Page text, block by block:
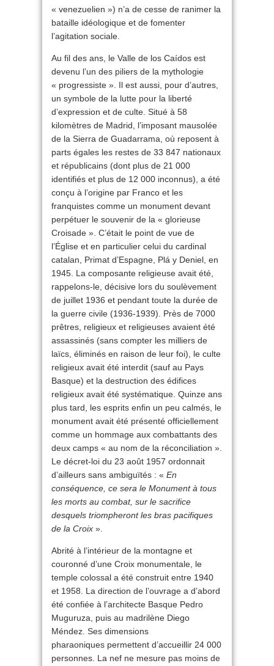
« venezuelien ») n’a de cesse de ranimer la
bataille idéologique et de fomenter
l’agitation sociale.
Au fil des ans, le Valle de los Caídos est
devenu l’un des piliers de la mythologie
« progressiste ». Il est aussi, pour d’autres,
un symbole de la lutte pour la liberté
d’expression et de culte. Situé à 58
kilomètres de Madrid, l’imposant mausolée
de la Sierra de Guadarrama, où reposent à
parts égales les restes de 33 847 nationaux
et républicains (dont plus de 21 000
identifiés et plus de 12 000 inconnus), a été
conçu à l’origine par Franco et les
franquistes comme un monument devant
perpétuer le souvenir de la « glorieuse
Croisade ». C’était le point de vue de
l’Église et en particulier celui du cardinal
catalan, Primat d’Espagne, Plá y Deniel, en
1945. La composante religieuse avait été,
rappelons-le, décisive lors du soulèvement
de juillet 1936 et pendant toute la durée de
la guerre civile (1936-1939). Près de 7000
prêtres, religieux et religieuses avaient été
assassinés (sans compter les milliers de
laïcs, éliminés en raison de leur foi), le culte
religieux avait été interdit (sauf au Pays
Basque) et la destruction des édifices
religieux avait été systématique. Quinze ans
plus tard, les esprits enfin un peu calmés, le
monument avait été présenté officiellement
comme un hommage aux combattants des
deux camps « au nom de la réconciliation ».
Le décret-loi du 23 août 1957 ordonnait
d’ailleurs sans ambiguïtés : « En
conséquence, ce sera le Monument à tous
les morts au combat, sur le sacrifice
desquels triompheront les bras pacifiques
de la Croix ».
Abrité à l’intérieur de la montagne et
couronné d’une Croix monumentale, le
temple colossal a été construit entre 1940
et 1958. La direction de l’ouvrage a d’abord
été confiée à l’architecte Basque Pedro
Muguruza, puis au madrilène Diego
Méndez. Ses dimensions
pharaoniques permettent d’accueillir 24 000
personnes. La nef ne mesure pas moins de